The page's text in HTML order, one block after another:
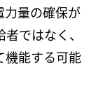
力量の確保が
ではなく、
機能する可能